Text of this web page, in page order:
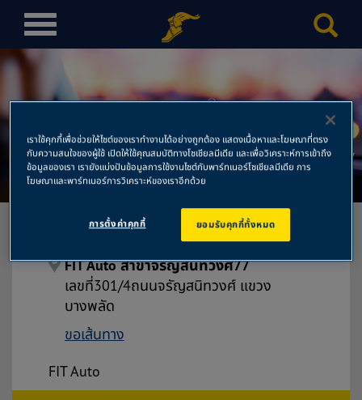
T
l
n
a
v
t
FIT Auto สาขาจรัญสนิทวงศ์77
FIT Auto สาขาจรัญสนิทวงศ์77
เลขที่301/4ถนนจรัญสนิทวงศ์ แขวง
บางพลัด
ขอเส้นทาง
FIT Auto
เราใช้คุกกี้เพื่อช่วยให้ไซต์ของเราทำงานได้อย่างถูกต้อง แสดงเนื้อหาและโฆษณาที่ตรง
กับความสนใจของผู้ใช้ เปิดให้ใช้คุณสมบัติทางโซเชียลมีเดีย และเพื่อวิเคราะห์การเข้าถึง
ข้อมูลของเรา เรายังแบ่งปันข้อมูลการใช้งานไซต์กับพาร์ทเนอร์โซเชียลมีเดีย การ
โฆษณาและพาร์ทเนอร์การวิเคราะห์ของเราอีกด้วย
ยอมรับคุกกี้ทั้งหมด
การตั้งค่าคุกกี้